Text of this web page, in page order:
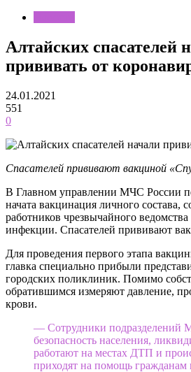
Алтайских спасателей
прививать от
24.01.2021
551
0
Спасателей прививают вакциной
В Главном управлении МЧС России
начата вакцинация личного состава,
работников чрезвычайного
инфекции. Спасателей прививают
Для проведения первого этапа
главка специально прибыли
городских поликлиник. Помимо
обратившимся измеряют давление,
крови.
— Сотрудники подразделений
безопасность населения,
работают на местах ДТП и
приходят на помощь гражданам